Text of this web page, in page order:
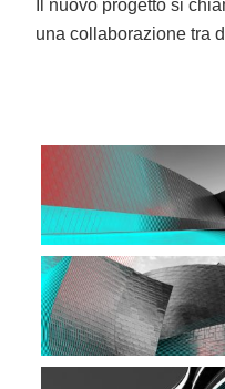
Il nuovo progetto si
una collaborazione tra